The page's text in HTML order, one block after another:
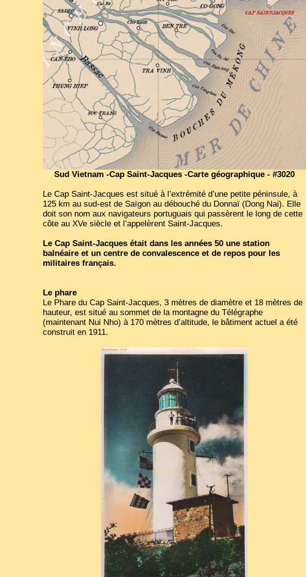
Sud Vietnam -Cap Saint-Jacques -Carte géographique - #3020
Le Cap Saint-Jacques est situé à l’extrémité d’une petite péninsule, à
125 km au sud-est de Saïgon au débouché du Donnaï (Dong Nai). Elle
doit son nom aux navigateurs portuguais qui passèrent le long de cette
côte au XVe siècle et l’appelèrent Saint-Jacques.
Le Cap Saint-Jacques était dans les années 50 une station
balnéaire et un centre de convalescence et de repos pour les
militaires français.
Le phare
Le Phare du Cap Saint-Jacques, 3 mètres de diamètre et 18 mètres de
hauteur, est situé au sommet de la montagne du Télégraphe
(maintenant Nui Nho) à 170 mètres d’altitude, le bâtiment actuel a été
construit en 1911.